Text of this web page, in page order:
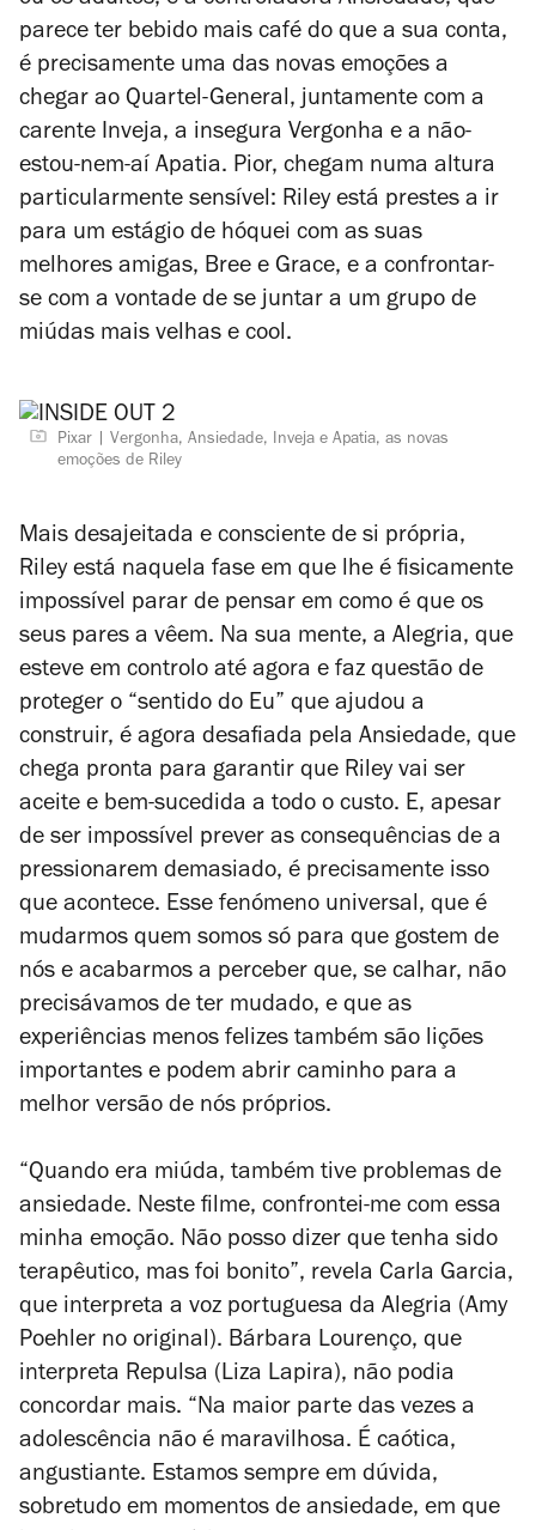
parece ter bebido mais café do que a sua conta,
é precisamente uma das novas emoções a
chegar ao Quartel-General, juntamente com a
carente Inveja, a insegura Vergonha e a não-
estou-nem-aí Apatia. Pior, chegam numa altura
particularmente sensível: Riley está prestes a ir
para um estágio de hóquei com as suas
melhores amigas, Bree e Grace, e a confrontar-
se com a vontade de se juntar a um grupo de
miúdas mais velhas e cool.
Pixar
Vergonha, Ansiedade, Inveja e Apatia, as novas
emoções de Riley
Mais desajeitada e consciente de si própria,
Riley está naquela fase em que lhe é fisicamente
impossível parar de pensar em como é que os
seus pares a vêem. Na sua mente, a Alegria, que
esteve em controlo até agora e faz questão de
proteger o “sentido do Eu” que ajudou a
construir, é agora desafiada pela Ansiedade, que
chega pronta para garantir que Riley vai ser
aceite e bem-sucedida a todo o custo. E, apesar
de ser impossível prever as consequências de a
pressionarem demasiado, é precisamente isso
que acontece. Esse fenómeno universal, que é
mudarmos quem somos só para que gostem de
nós e acabarmos a perceber que, se calhar, não
precisávamos de ter mudado, e que as
experiências menos felizes também são lições
importantes e podem abrir caminho para a
melhor versão de nós próprios.
“Quando era miúda, também tive problemas de
ansiedade. Neste filme, confrontei-me com essa
minha emoção. Não posso dizer que tenha sido
terapêutico, mas foi bonito”, revela Carla Garcia,
que interpreta a voz portuguesa da Alegria (Amy
Poehler no original). Bárbara Lourenço, que
interpreta Repulsa (Liza Lapira), não podia
concordar mais. “Na maior parte das vezes a
adolescência não é maravilhosa. É caótica,
angustiante. Estamos sempre em dúvida,
sobretudo em momentos de ansiedade, em que